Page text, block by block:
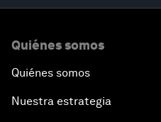
Quiénes somos
Quiénes somos
Nuestra estrategia